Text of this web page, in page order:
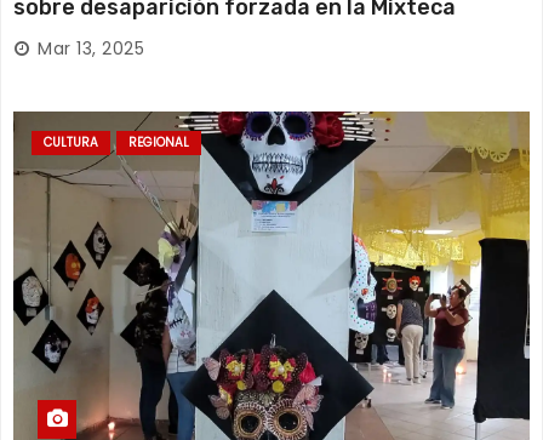
sobre desaparición forzada en la Mixteca
Mar 13, 2025
CULTURA REGIONAL